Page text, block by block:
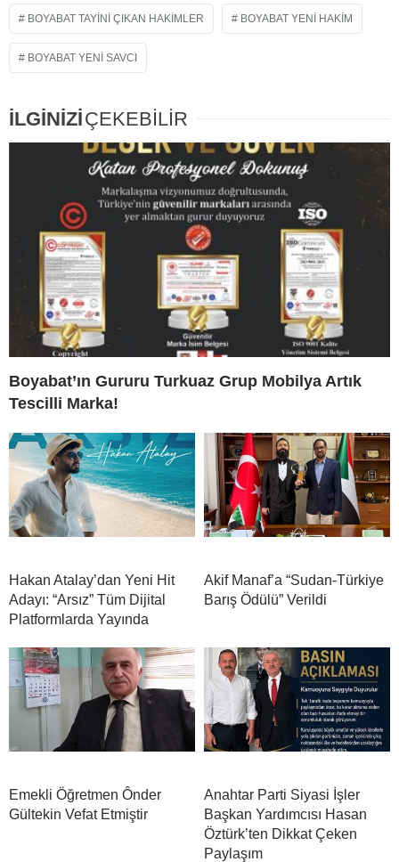
BOYABAT TAYINI ÇIKAN HAKIMLER BOYABAT YENI HAKIM
BOYABAT YENI SAVCI
İLGİNİZİÇEKEBİLİR
Boyabat’ın Gururu Turkuaz Grup Mobilya Artık
Tescilli Marka!
Hakan Atalay’dan Yeni Hit
Adayı: “Arsız” Tüm Dijital
Platformlarda Yayında
Akif Manaf’a “Sudan-Türkiye
Barış Ödülü” Verildi
Emekli Öğretmen Ônder
Gültekin Vefat Etmiştir
Anahtar Parti Siyasi İşler
Başkan Yardımcısı Hasan
Öztürk’ten Dikkat Çeken
Paylaşım